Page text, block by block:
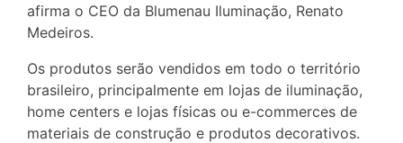
afirma o CEO da Blumenau Iluminação, Renato
Medeiros.
Os produtos serão vendidos em todo o território
brasileiro, principalmente em lojas de iluminação,
home centers e lojas físicas ou e-commerces de
materiais de construção e produtos decorativos.